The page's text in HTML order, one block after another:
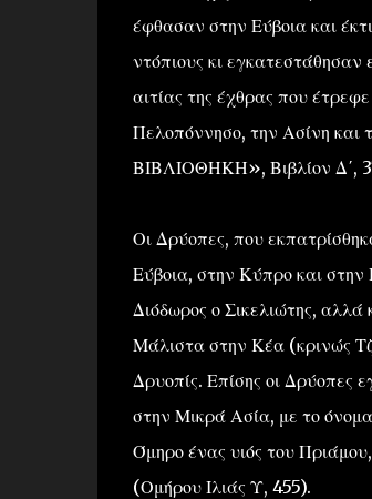
έφθασαν στην Εύβοια και
ντόπιους κι εγκατεστάθησαν
αιτίας της έχθρας που
Πελοπόννησο, την Ασίνη και
ΒΙΒΛΙΟΘΗΚΗ», Βιβλίον Δ΄,
Οι Δρύοπες, που
Εύβοια, στην Κύπρο και
Διόδωρος ο Σικελιώτης,
Μάλιστα στην Κέα (κρινώς
Δρυοπίς. Επίσης οι Δρύοπες
στην Μικρά Ασία, με το
Όμηρο ένας υιός του
(Ομήρου Ιλιάς Υ, 455).